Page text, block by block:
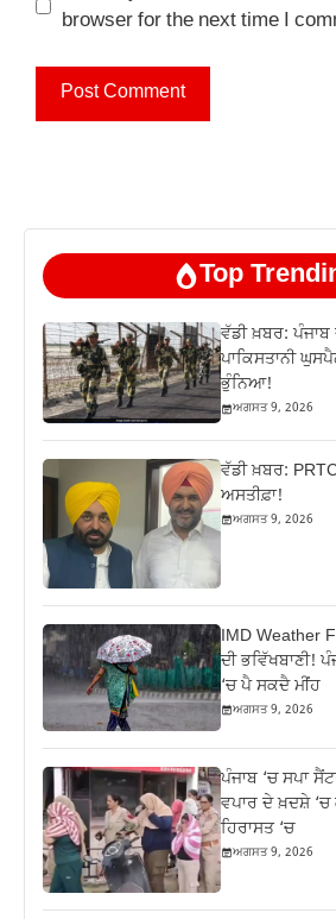
browser for the next time I
Top
ਵੱਡੀ ਖ਼ਬਰ: ਪੰਜਾਬ
ਪਾਕਿਸਤਾਨੀ
ਭੁੰਨਿਆ!
ਅਗਸਤ 9, 2026
ਵੱਡੀ ਖ਼ਬਰ:
ਅਸਤੀਫ਼ਾ!
ਅਗਸਤ 9, 2026
IMD Weather
ਦੀ ਭਵਿੱਖਬਾਣੀ!
‘ਚ ਪੈ ਸਕਦੈ ਮੀਂਹ
ਅਗਸਤ 9, 2026
ਪੰਜਾਬ ‘ਚ ਸਪਾ
ਵਪਾਰ ਦੇ ਖ਼ਦਸ਼ੇ
ਹਿਰਾਸਤ ‘ਚ
ਅਗਸਤ 9, 2026